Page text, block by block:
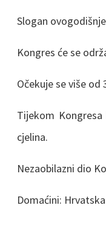
Slogan
Kongres će se
Očekuje se više
Tijekom
cjelina.
Nezaobilazni dio
Domaćini: